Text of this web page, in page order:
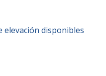
elevación disponibles